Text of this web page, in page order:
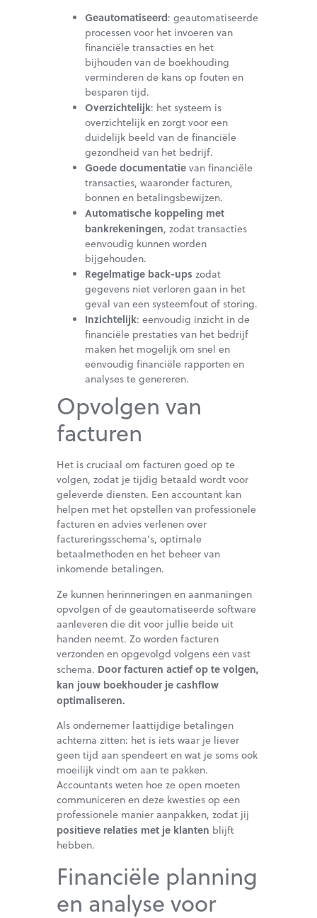
Geautomatiseerd: geautomatiseerde
processen voor het invoeren van
financiële transacties en het
bijhouden van de boekhouding
verminderen de kans op fouten en
besparen tijd.
Overzichtelijk: het systeem is
overzichtelijk en zorgt voor een
duidelijk beeld van de financiële
gezondheid van het bedrijf.
Goede documentatie van financiële
transacties, waaronder facturen,
bonnen en betalingsbewijzen.
Automatische koppeling met
bankrekeningen, zodat transacties
eenvoudig kunnen worden
bijgehouden.
Regelmatige back-ups zodat
gegevens niet verloren gaan in het
geval van een systeemfout of storing.
Inzichtelijk: eenvoudig inzicht in de
financiële prestaties van het bedrijf
maken het mogelijk om snel en
eenvoudig financiële rapporten en
analyses te genereren.
Opvolgen van
facturen
Het is cruciaal om facturen goed op te
volgen, zodat je tijdig betaald wordt voor
geleverde diensten. Een accountant kan
helpen met het opstellen van professionele
facturen en advies verlenen over
factureringsschema’s, optimale
betaalmethoden en het beheer van
inkomende betalingen.
Ze kunnen herinneringen en aanmaningen
opvolgen of de geautomatiseerde software
aanleveren die dit voor jullie beide uit
handen neemt. Zo worden facturen
verzonden en opgevolgd volgens een vast
schema. Door facturen actief op te volgen,
kan jouw boekhouder je cashflow
optimaliseren.
Als ondernemer laattijdige betalingen
achterna zitten: het is iets waar je liever
geen tijd aan spendeert en wat je soms ook
moeilijk vindt om aan te pakken.
Accountants weten hoe ze open moeten
communiceren en deze kwesties op een
professionele manier aanpakken, zodat jij
positieve relaties met je klanten blijft
hebben.
Financiële planning
en analyse voor